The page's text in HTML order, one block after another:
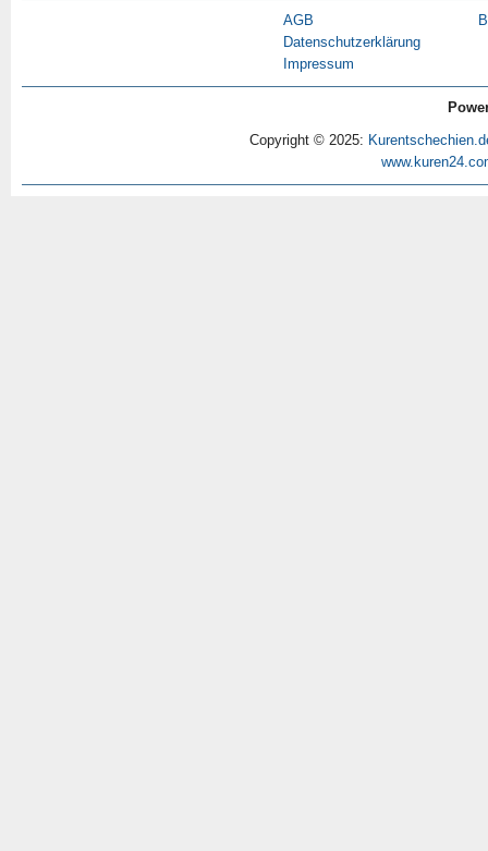
AGB
Datenschutzerklärung
Impressum
Copyright © 2025: